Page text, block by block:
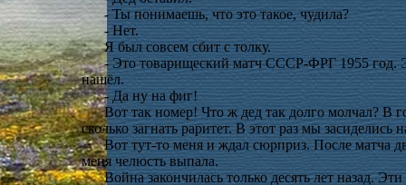
- Ты понимаешь, что это такое, чудила?
- Нет.
Я был совсем сбит с толку.
- Это товарищеский матч СССР-ФРГ 1955 год.
нашёл.
- Да ну на фиг!
Вот так номер! Что ж дед так долго молчал? В
сколько загнать раритет. В этот раз мы
Вот тут-то меня и ждал сюрприз. После матча
меня челюсть выпала.
Война закончилась только десять лет назад.